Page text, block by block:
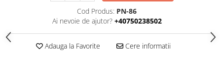
Cod Produs: PN-86
Ai nevoie de ajutor? +40750238502
Adauga la Favorite Cere informatii